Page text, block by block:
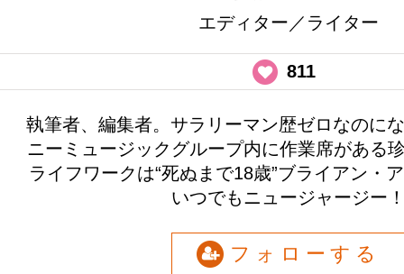
エディター／ライター
811
執筆者、編集者。サラリーマン歴ゼロなのに
ニーミュージックグループ内に作業席がある
ライフワークは“死ぬまで18歳”ブライアン・
いつでもニュージャージー
フォローする